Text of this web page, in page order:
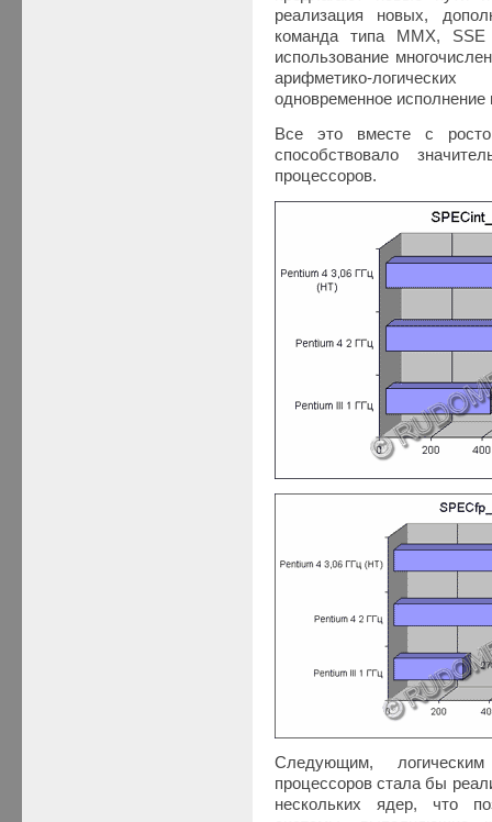
реализация новых,
команда типа MMX,
использование
арифметико-
одновременное исполнение
Все это вместе с
способствовало
процессоров.
Следующим,
процессоров стала бы
нескольких ядер, что